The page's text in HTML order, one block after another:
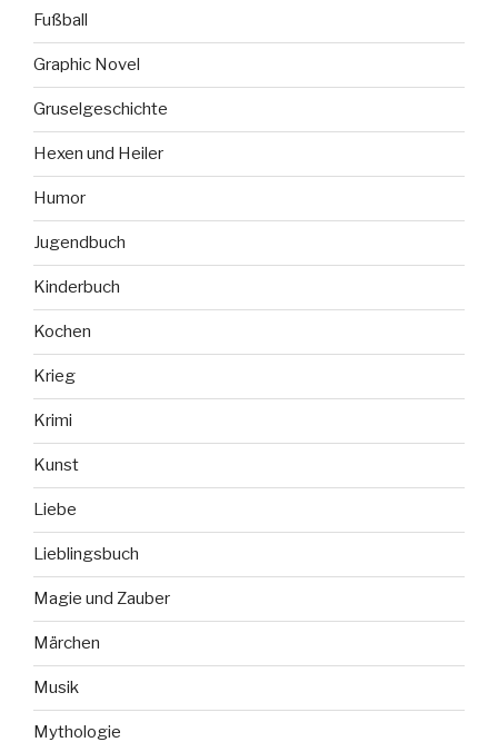
Fußball
Graphic Novel
Gruselgeschichte
Hexen und Heiler
Humor
Jugendbuch
Kinderbuch
Kochen
Krieg
Krimi
Kunst
Liebe
Lieblingsbuch
Magie und Zauber
Märchen
Musik
Mythologie